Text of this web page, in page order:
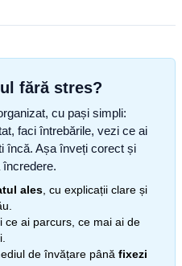
fără stres?
cu pași simpli:
faci întrebările, vezi ce ai
încă. Așa înveți corect și
ales , cu explicații clare și
ce ai parcurs, ce mai ai de
de învățare până fixezi